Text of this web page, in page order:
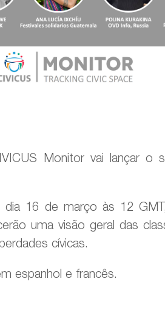
Monitor vai lançar o
16 de março às 12
uma visão geral das
cívicas.
espanhol e francês.